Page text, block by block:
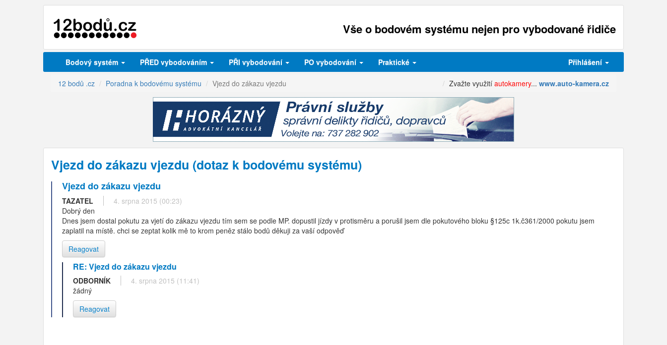
Vše o bodovém systému nejen pro vybodované řidiče
Bodový systém PŘED vybodováním PŘI vybodování PO vybodování Praktické Přihlášení
12 bodů .cz Poradna k bodovému systému Vjezd do zákazu vjezdu Zvažte využití autokamery... www.auto-kamera.cz
Vjezd do zákazu vjezdu (dotaz k bodovému systému)
Vjezd do zákazu vjezdu
TAZATEL
4. srpna 2015 (00:23)
Dobrý den
Dnes jsem dostal pokutu za vjetí do zákazu vjezdu tím sem se podle MP. dopustil jízdy v protisměru a porušil jsem dle pokutového bloku §125c 1k.č361/2000 pokutu jsem
zaplatil na místě. chci se zeptat kolik mě to krom peněz stálo bodů děkuji za vaší odpověď
Reagovat
RE: Vjezd do zákazu vjezdu
ODBORNÍK
4. srpna 2015 (11:41)
žádný
Reagovat